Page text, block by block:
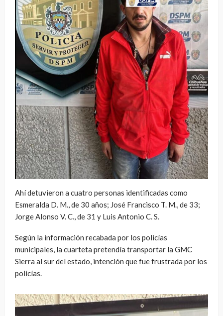
Ahí detuvieron a cuatro personas identificadas como
Esmeralda D. M., de 30 años; José Francisco T. M., de 33;
Jorge Alonso V. C., de 31 y Luis Antonio C. S.
Según la información recabada por los policías
municipales, la cuarteta pretendía transportar la GMC
Sierra al sur del estado, intención que fue frustrada por los
policías.